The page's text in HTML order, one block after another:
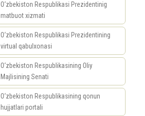
O‘zbekiston Respublikasi Prezidentinig
matbuot xizmati
O‘zbekiston Respublikasi Prezidentining
virtual qabulxonasi
O‘zbekiston Respublikasining Oliy
Majlisining Senati
O‘zbekiston Respublikasining qonun
hujjatlari portali